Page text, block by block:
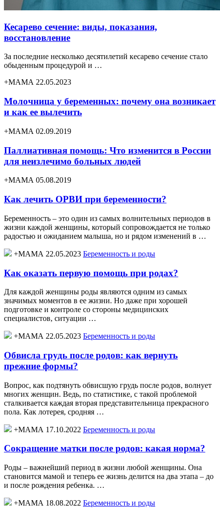
Кесарево сечение: виды, показания,
восстановление
За последние несколько десятилетий кесарево сечение стало
обыденным процедурой и …
+МАМА 22.05.2023
Молочница у беременных: почему она возникает
и как ее вылечить
+МАМА 02.09.2019
Паллиативная помощь: Что изменится в России
для неизлечимо больных людей
+МАМА 05.08.2019
Как лечить ОРВИ при беременности?
Беременность – это один из самых волнительных периодов в
жизни каждой женщины, который сопровождается не только
радостью и ожиданием малыша, но и рядом изменений в …
+МАМА 22.05.2023 Беременность и роды
Как оказать первую помощь при родах?
Для каждой женщины роды являются одним из самых
значимых моментов в ее жизни. Но даже при хорошей
подготовке и контроле со стороны медицинских
специалистов, ситуации …
+МАМА 22.05.2023 Беременность и роды
Обвисла грудь после родов: как вернуть
прежние формы?
Вопрос, как подтянуть обвисшую грудь после родов, волнует
многих женщин. Ведь, по статистике, с такой проблемой
сталкивается каждая вторая представительница прекрасного
пола. Как лотерея, сродняя …
+МАМА 17.10.2022 Беременность и роды
Сокращение матки после родов: какая норма?
Роды – важнейший период в жизни любой женщины. Она
становится мамой и теперь ее жизнь делится на два этапа – до
и после рождения ребенка. …
+МАМА 18.08.2022 Беременность и роды